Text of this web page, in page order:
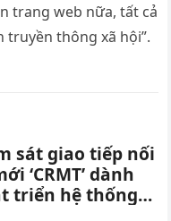
trang web nữa, tất cả
thông xã hội”.
sát giao tiếp nối
‘CRMT’ dành
triển hệ thống